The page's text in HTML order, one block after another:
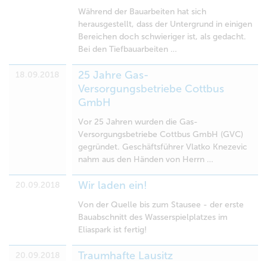
Während der Bauarbeiten hat sich
herausgestellt, dass der Untergrund in einigen
Bereichen doch schwieriger ist, als gedacht.
Bei den Tiefbauarbeiten …
18.09.2018
25 Jahre Gas-
Versorgungsbetriebe Cottbus
GmbH
Vor 25 Jahren wurden die Gas-
Versorgungsbetriebe Cottbus GmbH (GVC)
gegründet. Geschäftsführer Vlatko Knezevic
nahm aus den Händen von Herrn …
20.09.2018 Wir laden ein!
Von der Quelle bis zum Stausee - der erste
Bauabschnitt des Wasserspielplatzes im
Eliaspark ist fertig!
20.09.2018 Traumhafte Lausitz